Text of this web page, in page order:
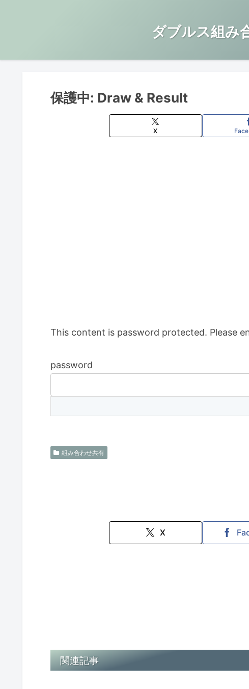
ダブルス組み
保護中: Draw & Result
X
This content is password protected. Please
password
組み合わせ共有
X
関連記事